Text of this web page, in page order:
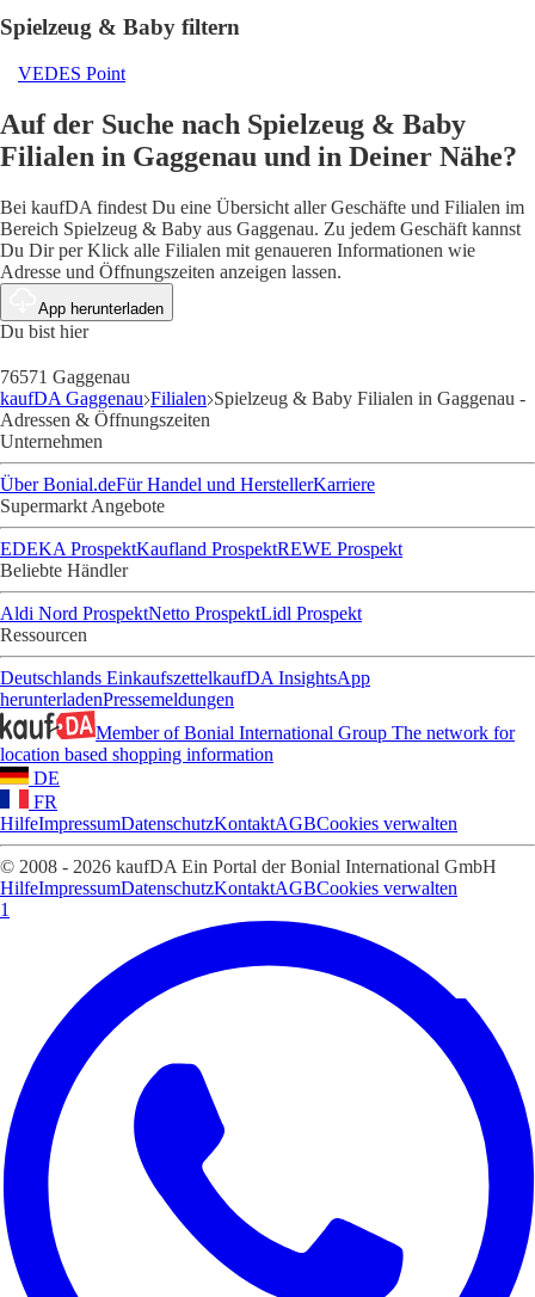
Spielzeug & Baby filtern
VEDES Point
Auf der Suche nach Spielzeug & Baby
Filialen in Gaggenau und in Deiner Nähe?
Bei kaufDA findest Du eine Übersicht aller Geschäfte und Filialen im
Bereich Spielzeug & Baby aus Gaggenau. Zu jedem Geschäft kannst
Du Dir per Klick alle Filialen mit genaueren Informationen wie
Adresse und Öffnungszeiten anzeigen lassen.
App herunterladen
Du bist hier
76571 Gaggenau
kaufDA Gaggenau Filialen Spielzeug & Baby Filialen in Gaggenau -
Adressen & Öffnungszeiten
Unternehmen
Über Bonial.deFür Handel und HerstellerKarriere
Supermarkt Angebote
EDEKA ProspektKaufland ProspektREWE Prospekt
Beliebte Händler
Aldi Nord ProspektNetto ProspektLidl Prospekt
Ressourcen
Deutschlands EinkaufszettelkaufDA InsightsApp
herunterladenPressemeldungen
Member of Bonial International Group The network for
location based shopping information
DE
FR
HilfeImpressumDatenschutzKontaktAGBCookies verwalten
© 2008 - 2026 kaufDA Ein Portal der Bonial International GmbH
HilfeImpressumDatenschutzKontaktAGBCookies verwalten
1